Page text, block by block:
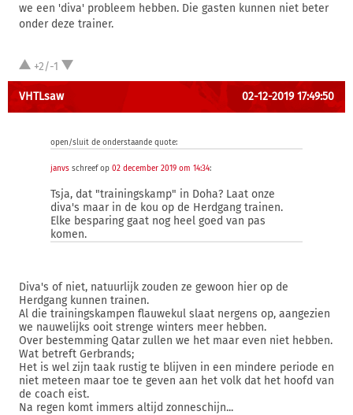
we een 'diva' probleem hebben. Die gasten kunnen niet beter
onder deze trainer.
+2/-1
VHTLsaw 02-12-2019 17:49:50
open/sluit de onderstaande quote:
janvs schreef op 02 december 2019 om 14:34:
Tsja, dat "trainingskamp" in Doha? Laat onze
diva's maar in de kou op de Herdgang trainen.
Elke besparing gaat nog heel goed van pas
komen.
Diva's of niet, natuurlijk zouden ze gewoon hier op de
Herdgang kunnen trainen.
Al die trainingskampen flauwekul slaat nergens op, aangezien
we nauwelijks ooit strenge winters meer hebben.
Over bestemming Qatar zullen we het maar even niet hebben.
Wat betreft Gerbrands;
Het is wel zijn taak rustig te blijven in een mindere periode en
niet meteen maar toe te geven aan het volk dat het hoofd van
de coach eist.
Na regen komt immers altijd zonneschijn...